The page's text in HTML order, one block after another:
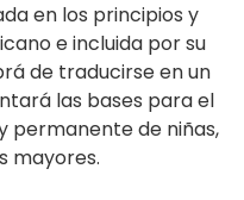
en los principios y
e incluida por su
de traducirse en un
las bases para el
permanente de niñas,
mayores.